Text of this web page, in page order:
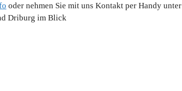
oder nehmen Sie mit uns Kontakt per Handy unter
Driburg im Blick